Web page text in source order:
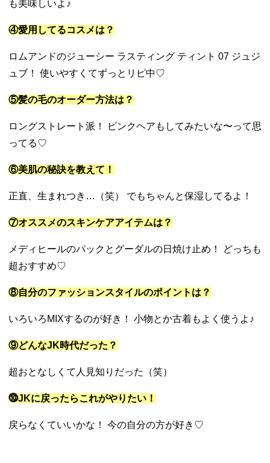
も美味しいよ♪
④愛用してるコスメは？
ロムアンドのジューシー ラスティング ティント 07 ジュジ
ュブ！ 使いやすくてずっとリピ中♡
⑤髪の毛のオーダー方法は？
ロングストレート派！ ピンクヘアもしてみたいな〜って思
ってる♡
⑥美肌の秘訣を教えて！
正直、生まれつき…（笑） でもちゃんと保湿してるよ！
⑦オススメのスキンケアアイテムは？
メディヒールのパックとグーダルの日焼け止め！ どっちも
超おすすめ♡
⑧自分のファッションスタイルのポイントは？
いろいろMIXするのが好き！ 小物とか古着もよく使うよ♪
⑨どんなJK時代だった？
超おとなしくて人見知りだった（笑）
⓾JKに戻ったらこれがやりたい！
戻らなくていいかな！ 今の自分の方が好き♡